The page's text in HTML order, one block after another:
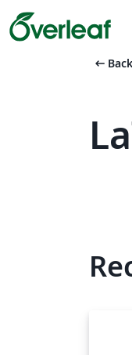
arrow_left_alt